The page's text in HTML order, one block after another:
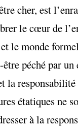
cher, est
le cœur de
le monde
péché par un
la
étatiques ne
à la